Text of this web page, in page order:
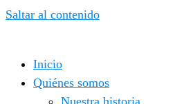
Saltar al contenido
Inicio
Quiénes somos
Nuestra historia